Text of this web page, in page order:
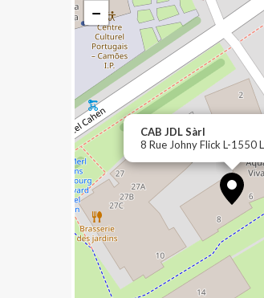
CAB JDL Sàrl
8 Rue Johny Flick L-1550
−